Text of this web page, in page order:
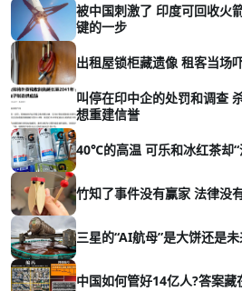
被中国刺激了 印度可回收火
键的一步
出租屋锁柜藏遗像 租客当场
叫停在印中企的处罚和调查
想重建信誉
40℃的高温 可乐和冰红茶却“
竹知了事件没有赢家 法律没
三星的“AI航母”是大饼还是
中国如何管好14亿人?答案